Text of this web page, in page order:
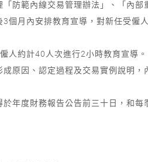
防範內線交易管理辦法」、「內部
個月內安排教育宣導，對新任受僱
人約計40人次進行2小時教育宣導。
原因、認定過程及交易實例說明，
年度財務報告公告前三十日，和每